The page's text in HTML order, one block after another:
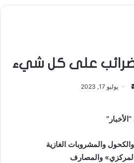
ل
ر
ي
يوليو 17, 2023
والمشروبات الغازية